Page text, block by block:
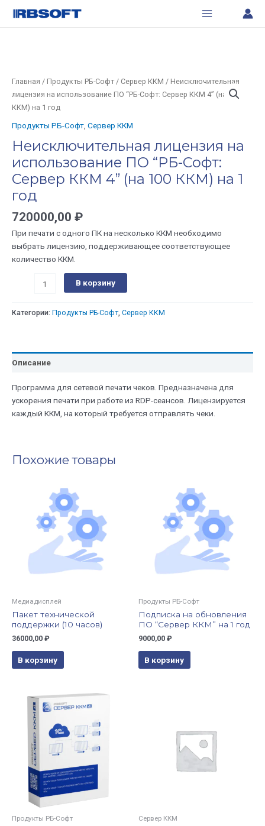
Main
Главная / Продукты РБ-Софт/ Сервер ККМ / Неисключительная
лицензия на использование ПО “РБ-Софт: Сервер ККМ 4” (на 100
ККМ) на 1 год
Продукты РБ-Софт Сервер ККМ
Неисключительная лицензия на
использование ПО “РБ-Софт:
Сервер ККМ 4” (на 100 ККМ) на 1
год
720000,00 ₽
При печати с одного ПК на несколько ККМ необходимо
выбрать лицензию, поддерживающее соответствующее
количество ККМ.
Количество
товара
Неисключительная
на
использование
ПО
"РБ-
Софт:
Сервер
ККМ
4"
(на
100
ККМ)
В корзину
Категории: Продукты РБ-Софт, Сервер ККМ
Описание
Программа для сетевой печати чеков. Предназначена для
ускорения печати при работе из RDP-сеансов. Лицензируется
каждый ККМ, на который требуется отправлять чеки.
Похожие товары
Медиадисплей
Пакет технической
поддержки (10 часов)
36000,00 ₽
В корзину
Продукты РБ-Софт
Подписка на обновления
ПО “Сервер ККМ” на 1 год
9000,00 ₽
В корзину
Продукты РБ-Софт Сервер ККМ
лицензия
ККМ
(на
100
ККМ)
на
1
год